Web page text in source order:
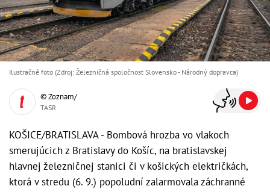
Ilustračné foto (Zdroj: Železničná spoločnost Slovensko - Národný dopravca)
© Zoznam/
TASR
KOŠICE/BRATISLAVA - Bombová hrozba vo vlakoch
smerujúcich z Bratislavy do Košíc, na bratislavskej
hlavnej železničnej stanici či v košických električkách,
ktorá v stredu (6. 9.) popoludní zalarmovala záchranné